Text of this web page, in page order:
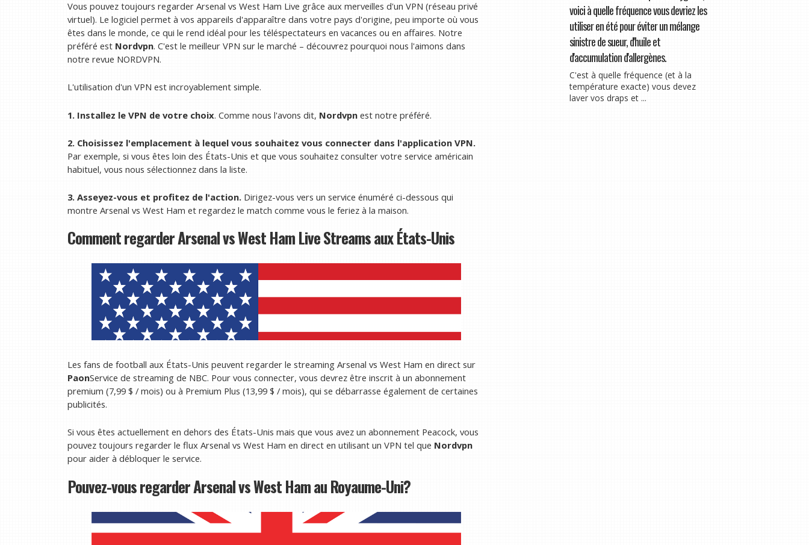
Vous pouvez toujours regarder Arsenal vs West Ham Live grâce aux merveilles d'un VPN (réseau privé
virtuel). Le logiciel permet à vos appareils d'apparaître dans votre pays d'origine, peu importe où vous
êtes dans le monde, ce qui le rend idéal pour les téléspectateurs en vacances ou en affaires. Notre
préféré est Nordvpn. C'est le meilleur VPN sur le marché – découvrez pourquoi nous l'aimons dans
notre revue NORDVPN.
L'utilisation d'un VPN est incroyablement simple.
1. Installez le VPN de votre choix. Comme nous l'avons dit, Nordvpn est notre préféré.
2. Choisissez l'emplacement à lequel vous souhaitez vous connecter dans l'application VPN.
Par exemple, si vous êtes loin des États-Unis et que vous souhaitez consulter votre service américain
habituel, vous nous sélectionnez dans la liste.
3. Asseyez-vous et profitez de l'action. Dirigez-vous vers un service énuméré ci-dessous qui
montre Arsenal vs West Ham et regardez le match comme vous le feriez à la maison.
Comment regarder Arsenal vs West Ham Live Streams aux États-Unis
Les fans de football aux États-Unis peuvent regarder le streaming Arsenal vs West Ham en direct sur
PaonService de streaming de NBC. Pour vous connecter, vous devrez être inscrit à un abonnement
premium (7,99 $ / mois) ou à Premium Plus (13,99 $ / mois), qui se débarrasse également de certaines
publicités.
Si vous êtes actuellement en dehors des États-Unis mais que vous avez un abonnement Peacock, vous
pouvez toujours regarder le flux Arsenal vs West Ham en direct en utilisant un VPN tel que Nordvpn
pour aider à débloquer le service.
Pouvez-vous regarder Arsenal vs West Ham au Royaume-Uni?
voici à quelle fréquence vous devriez les
utiliser en été pour éviter un mélange
sinistre de sueur, d'huile et
d'accumulation d'allergènes.
C'est à quelle fréquence (et à la
température exacte) vous devez
laver vos draps et ...